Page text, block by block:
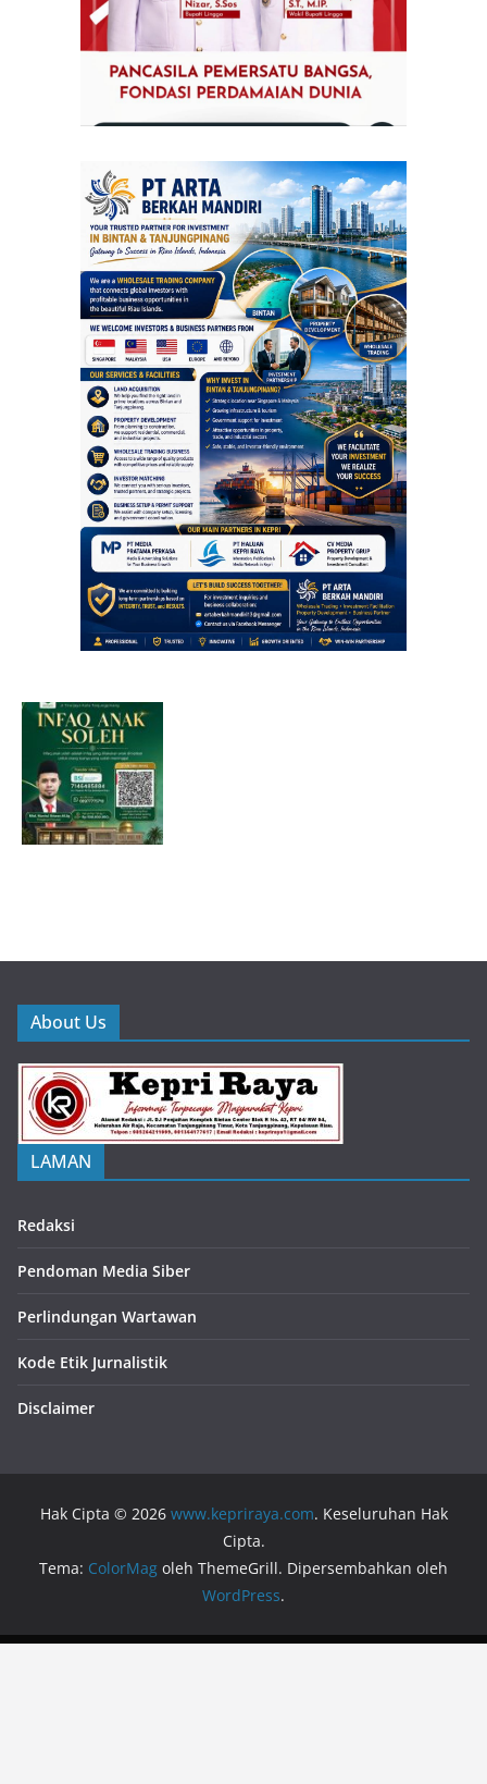
About Us
LAMAN
Redaksi
Pendoman Media Siber
Perlindungan Wartawan
Kode Etik Jurnalistik
Disclaimer
Hak Cipta © 2026 www.kepriraya.com. Keseluruhan Hak
Cipta.
Tema: ColorMag oleh ThemeGrill. Dipersembahkan oleh
WordPress.